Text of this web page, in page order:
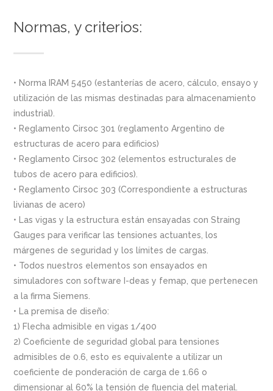
Normas, y criterios:
• Norma IRAM 5450 (estanterías de acero, cálculo, ensayo y
utilización de las mismas destinadas para almacenamiento
industrial).
• Reglamento Cirsoc 301 (reglamento Argentino de
estructuras de acero para edificios)
• Reglamento Cirsoc 302 (elementos estructurales de
tubos de acero para edificios).
• Reglamento Cirsoc 303 (Correspondiente a estructuras
livianas de acero)
• Las vigas y la estructura están ensayadas con Straing
Gauges para verificar las tensiones actuantes, los
márgenes de seguridad y los límites de cargas.
• Todos nuestros elementos son ensayados en
simuladores con software I-deas y femap, que pertenecen
a la firma Siemens.
• La premisa de diseño:
1) Flecha admisible en vigas 1/400
2) Coeficiente de seguridad global para tensiones
admisibles de 0.6, esto es equivalente a utilizar un
coeficiente de ponderación de carga de 1.66 o
dimensionar al 60% la tensión de fluencia del material.